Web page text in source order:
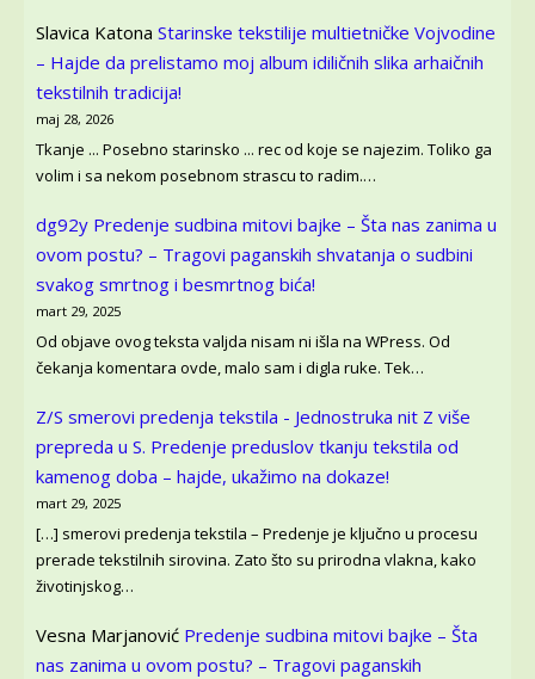
Slavica Katona Starinske tekstilije multietničke Vojvodine
– Hajde da prelistamo moj album idiličnih slika arhaičnih
tekstilnih tradicija!
maj 28, 2026
Tkanje ... Posebno starinsko ... rec od koje se najezim. Toliko ga
volim i sa nekom posebnom strascu to radim.…
dg92y Predenje sudbina mitovi bajke – Šta nas zanima u
ovom postu? – Tragovi paganskih shvatanja o sudbini
svakog smrtnog i besmrtnog bića!
mart 29, 2025
Od objave ovog teksta valjda nisam ni išla na WPress. Od
čekanja komentara ovde, malo sam i digla ruke. Tek…
Z/S smerovi predenja tekstila - Jednostruka nit Z više
prepreda u S. Predenje preduslov tkanju tekstila od
kamenog doba – hajde, ukažimo na dokaze!
mart 29, 2025
[…] smerovi predenja tekstila – Predenje je ključno u procesu
prerade tekstilnih sirovina. Zato što su prirodna vlakna, kako
životinjskog…
Vesna Marjanović Predenje sudbina mitovi bajke – Šta
nas zanima u ovom postu? – Tragovi paganskih